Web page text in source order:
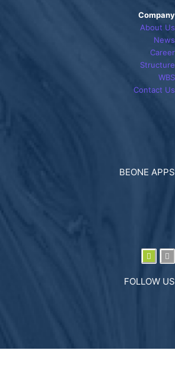
Company
About Us
News
Career
Structure
WBS
Contact Us
BEONE APPS
FOLLOW US